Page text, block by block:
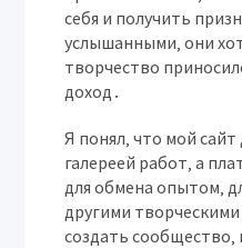
себя и получить
услышанными‚ они
творчество
доход․
Я понял‚ что мой
галереей работ‚ а
для обмена опытом‚
другими
создать